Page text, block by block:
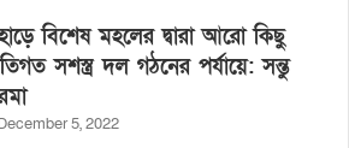
বিশেষ মহলের দ্বারা আরো কিছু
সশস্ত্র দল গঠনের পর্যায়ে: সন্তু
5, 2022